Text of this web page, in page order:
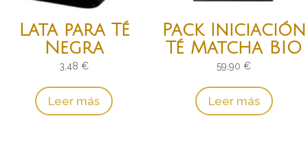
Lata para Té
Negra
3,48€
Leer más
Pack Iniciación
Té Matcha BIO
59,90€
Leer más